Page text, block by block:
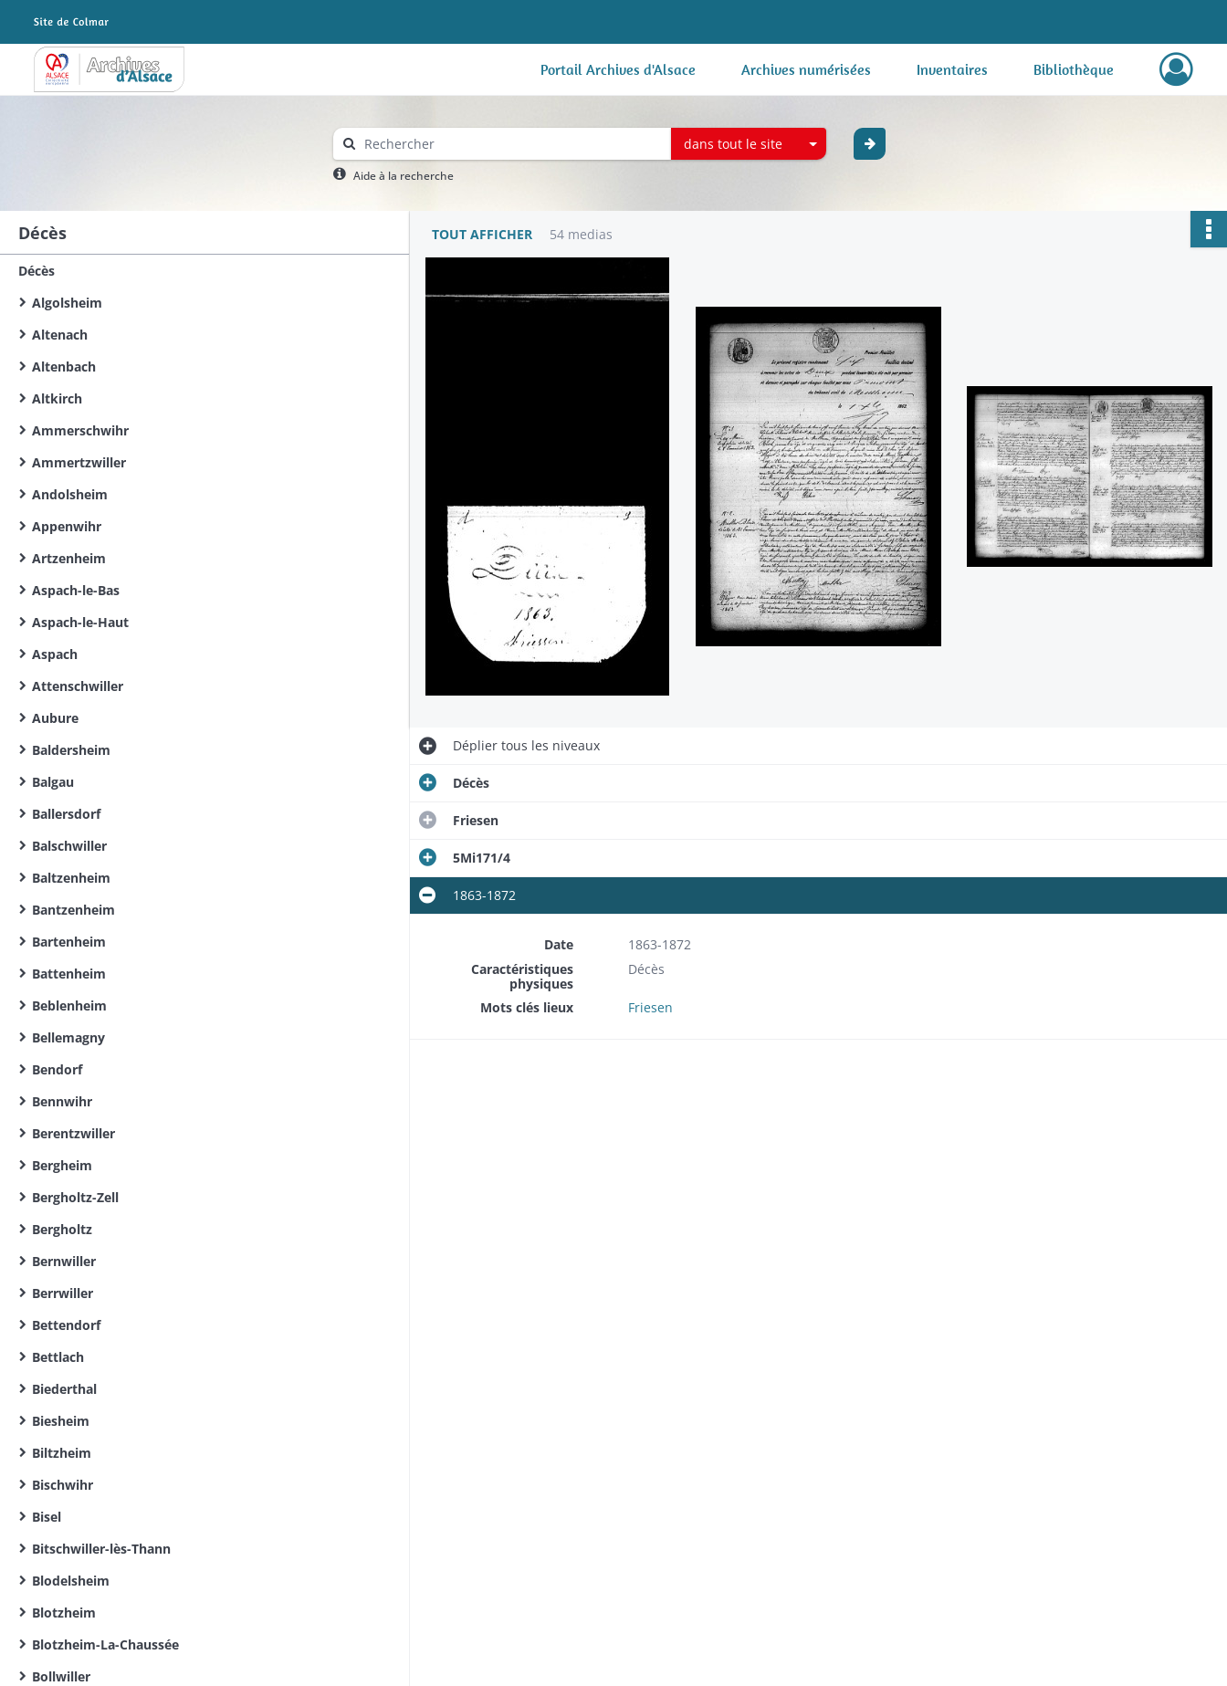
Archives Alsace - Colmar Portail Archives d'Alsace Archives numérisées Inventaires Bibliothèque
dans tout le site
Aide à la recherche
Décès
Décès
Algolsheim
Altenach
Altenbach
Altkirch
Ammerschwihr
Ammertzwiller
Andolsheim
Appenwihr
Artzenheim
Aspach-le-Bas
Aspach-le-Haut
Aspach
Attenschwiller
Aubure
Baldersheim
Balgau
Ballersdorf
Balschwiller
Baltzenheim
Bantzenheim
Bartenheim
Battenheim
Beblenheim
Bellemagny
Bendorf
Bennwihr
Berentzwiller
Bergheim
Bergholtz-Zell
Bergholtz
Bernwiller
Berrwiller
Bettendorf
Bettlach
Biederthal
Biesheim
Biltzheim
Bischwihr
Bisel
Bitschwiller-lès-Thann
Blodelsheim
Blotzheim
Blotzheim-La-Chaussée
Bollwiller
TOUT AFFICHER 54 medias
Dépliertous les niveaux
Décès
Friesen
5Mi171/4
1863-1872
Date
1863-1872
Caractéristiques
physiques
Décès
Mots clés lieux Friesen